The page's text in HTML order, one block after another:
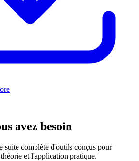
avez besoin
suite complète d'outils conçus pour
et l'application pratique.